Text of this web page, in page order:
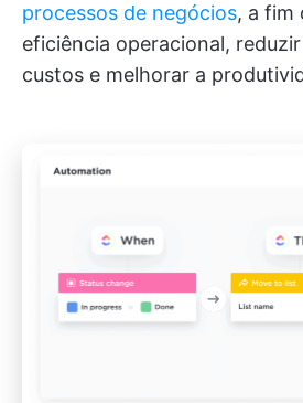
processos de negócios, a fim
eficiência operacional,
custos e melhorar a